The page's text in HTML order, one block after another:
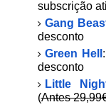
subscrição
Gang
desconto
Green Hell
desconto
Little
(Antes